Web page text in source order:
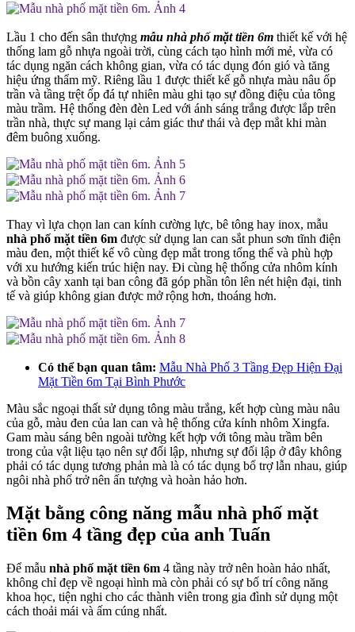
Lầu 1 cho đến sân thượng mẫu nhà phố mặt tiền 6m thiết kế với hệ
thống lam gỗ nhựa ngoài trời, cùng cách tạo hình mới mẻ, vừa có
tác dụng ngăn cách không gian, vừa có tác dụng đón gió và tăng
hiệu ứng thẩm mỹ. Riêng lầu 1 được thiết kế gỗ nhựa màu nâu ốp
trần và tầng trệt ốp đá tự nhiên màu ghi tạo sự đồng điệu của tông
màu trầm. Hệ thống đèn đèn Led với ánh sáng trắng được lắp trên
trần nhà, thực sự mang lại cảm giác thư thái và đẹp mắt khi màn
đêm buông xuống.
Thay vì lựa chọn lan can kính cường lực, bê tông hay inox, mẫu
nhà phố mặt tiền 6m được sử dụng lan can sắt phun sơn tĩnh điện
màu đen, một thiết kế vô cùng đẹp mắt trong tổng thể và phù hợp
với xu hướng kiến trúc hiện nay. Đi cùng hệ thống cửa nhôm kính
và bồn cây xanh tại ban công đã góp phần tôn lên nét hiện đại, tinh
tế và giúp không gian được mở rộng hơn, thoáng hơn.
Có thể bạn quan tâm: Mẫu Nhà Phố 3 Tầng Đẹp Hiện Đại
Mặt Tiền 6m Tại Bình Phước
Màu sắc ngoại thất sử dụng tông màu trắng, kết hợp cùng màu nâu
của gỗ, màu đen của lan can và hệ thống cửa kính nhôm Xingfa.
Gam màu sáng bên ngoài tường kết hợp với tông màu trầm bên
trong của vật liệu tạo nên sự đối lập, nhưng sự đối lập ở đây không
phải có tác dụng tương phản mà là có tác dụng bổ trợ lẫn nhau, giúp
ngôi nhà phố trở nên ấn tượng và hoàn hảo hơn.
Mặt bằng công năng mẫu nhà phố mặt
tiền 6m 4 tầng đẹp của anh Tuấn
Để mẫu nhà phố mặt tiền 6m 4 tầng này trở nên hoàn hảo nhất,
không chỉ đẹp về ngoại hình mà còn phải có sự bố trí công năng
khoa học, tiện nghi cho các thành viên trong gia đình sử dụng một
cách thoải mái và ấm cúng nhất.